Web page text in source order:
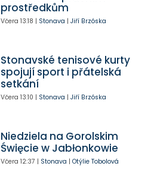
prostředkům
Včera 13:18 | Stonava | Jiří Brzóska
Stonavské tenisové kurty
spojují sport i přátelská
setkání
Včera 13:10 | Stonava | Jiří Brzóska
Niedziela na Gorolskim
Święcie w Jabłonkowie
Včera 12:37 | Stonava | Otýlie Tobolová